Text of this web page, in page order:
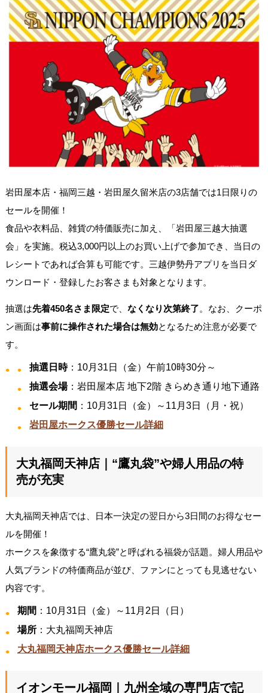
岩田屋本店・福岡三越・岩田屋久留米店の3店舗では1日限りの
セールを開催！
食品や衣料品、雑貨の特価販売に加え、「岩田屋三越大抽選
会」を実施。税込3,000円以上のお買い上げで参加でき、当日の
レシートであれば合算も可能です。三越伊勢丹アプリを当日ダ
ウンロード・登録したお客さまも対象となります。
抽選は先着450名さま限定で、 なくなり次第終了。なお、クーポ
ン画面は事前に操作された場合は無効となるため注意が必要で
す。
抽選日時：10月31日（金）午前10時30分～
抽選会場：岩田屋本店 地下2階 きらめき通り地下通路
セール期間 ：10月31日（金）～11月3日（月・祝）
岩田屋ホークス優勝セール詳細
大丸福岡天神店｜“鷹丸袋”や婦人用品の特
売が充実
大丸福岡天神店では、日本一決定の翌日から3日間のお得なセー
ルを開催！
ホークスを象徴する“鷹丸袋”と呼ばれる福袋が話題。婦人用品や
人気ブランドの特価商品が並び、ファンにとっても見逃せない
内容です。
期間 ：10月31日（金）～11月2日（日）
場所：大丸福岡天神店
大丸福岡天神店ホークス優勝セール詳細
イオンモール福岡｜九州全域の専門店で記